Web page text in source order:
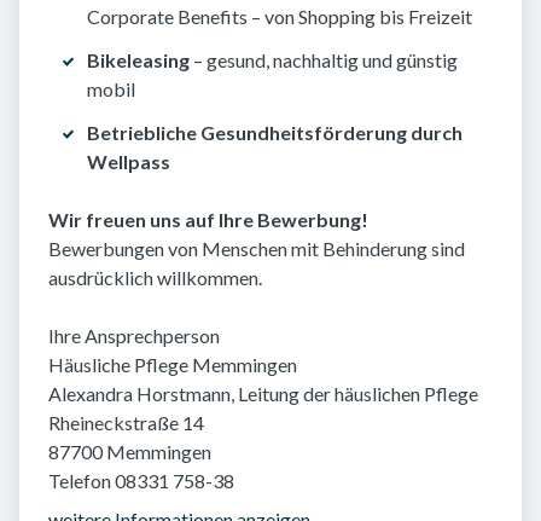
Corporate Benefits – von Shopping bis Freizeit
Bikeleasing – gesund, nachhaltig und günstig
mobil
Betriebliche Gesundheitsförderung durch
Wellpass
Wir freuen uns auf Ihre Bewerbung!
Bewerbungen von Menschen mit Behinderung sind
ausdrücklich willkommen.
Ihre Ansprechperson
Häusliche Pflege Memmingen
Alexandra Horstmann, Leitung der häuslichen Pflege
Rheineckstraße 14
87700 Memmingen
Telefon 08331 758-38